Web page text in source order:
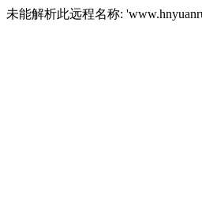
未能解析此远程名称: